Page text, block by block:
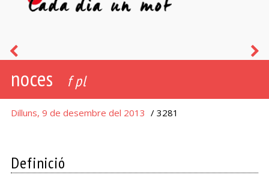
noces f pl
Dilluns, 9 de desembre del 2013 / 3281
Definició
nuvi
núvia